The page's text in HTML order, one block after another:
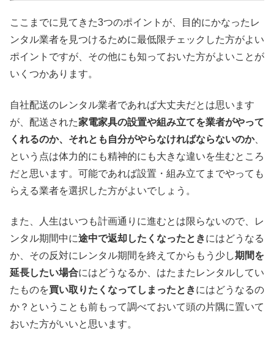
ここまでに見てきた3つのポイントが、目的にかなったレ
ンタル業者を見つけるために最低限チェックした方がよい
ポイントですが、その他にも知っておいた方がよいことが
いくつかあります。
自社配送のレンタル業者であれば大丈夫だとは思います
が、配送された家電家具の設置や組み立てを業者がやって
くれるのか、それとも自分がやらなければならないのか、
という点は体力的にも精神的にも大きな違いを生むところ
だと思います。可能であれば設置・組み立てまでやっても
らえる業者を選択した方がよいでしょう。
また、人生はいつも計画通りに進むとは限らないので、レ
ンタル期間中に途中で返却したくなったときにはどうなる
か、その反対にレンタル期間を終えてからもう少し期間を
延長したい場合にはどうなるか、はたまたレンタルしてい
たものを買い取りたくなってしまったときにはどうなるの
か？ということも前もって調べておいて頭の片隅に置いて
おいた方がいいと思います。